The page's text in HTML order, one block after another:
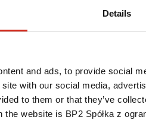
Details
and ads, to provide social
with our social media,
to them or that they’ve
the website is BP2 Spółka z